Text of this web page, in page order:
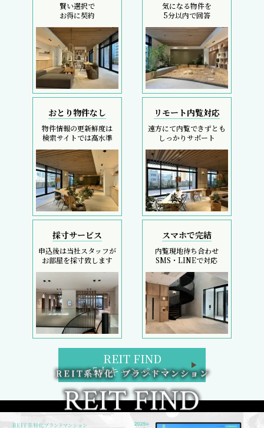
賢い選択で
お得に契約
気になる物件を
5分以内で回答
おとり物件なし
物件情報の更新鮮度は
検索サイトでは高水準
リモート内覧対応
遠方にて内覧できずとも
しっかりサポート
採寸サービス
申込後は当社スタッフが
お部屋を採寸致します
スマホで完結
内覧現地待ち合わせ
SMS・LINEで対応
REIT FIND
5大キャンペーン